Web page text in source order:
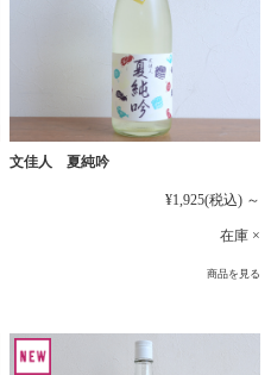
文佳人 夏純吟
¥1,925(税込) ～
在庫 ×
商品を見る